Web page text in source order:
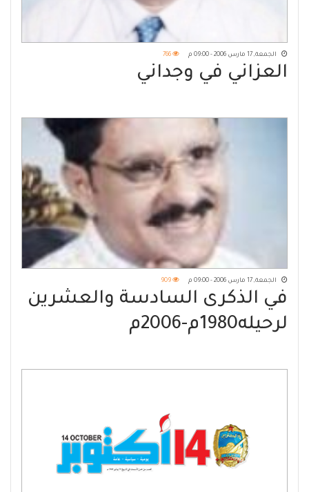
الجمعة, 17 مارس 2006 - 09:00 م 766
العزاني في وجداني
الجمعة, 17 مارس 2006 - 09:00 م 909
في الذكرى السادسة والعشرين
لرحيله1980م-2006م